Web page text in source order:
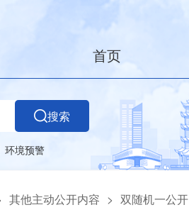
首页
搜索
环境预警
其他主动公开内容 > 双随机一公开